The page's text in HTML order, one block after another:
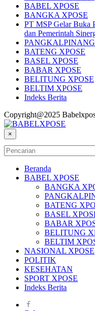
BABEL XPOSE
BANGKA XPOSE
PT MSP Gelar Buka
dan Pemerintah
PANGKALPINANG
BATENG XPOSE
BASEL XPOSE
BABAR XPOSE
BELITUNG XPOSE
BELTIM XPOSE
Indeks Berita
Copyright@2025
×
Beranda
BABEL XPOSE
BANGKA
BATENG
BASEL
BABAR
BELITUNG
BELTIM
NASIONAL XPOSE
POLITIK
KESEHATAN
SPORT XPOSE
Indeks Berita